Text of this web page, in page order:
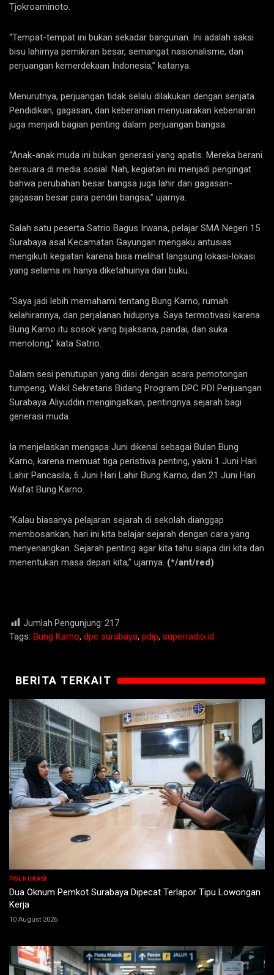
Tjokroaminoto.
“Tempat-tempat ini bukan sekadar bangunan. Ini adalah saksi
bisu lahirnya pemikiran besar, semangat nasionalisme, dan
perjuangan kemerdekaan Indonesia,” katanya.
Menurutnya, perjuangan tidak selalu dilakukan dengan senjata.
Pendidikan, gagasan, dan keberanian menyuarakan kebenaran
juga menjadi bagian penting dalam perjuangan bangsa.
“Anak-anak muda ini bukan generasi yang apatis. Mereka berani
bersuara di media sosial. Nah, kegiatan ini menjadi pengingat
bahwa perubahan besar bangsa juga lahir dari gagasan-
gagasan besar para pendiri bangsa,” ujarnya.
Salah satu peserta Satrio Bagus Irwana, pelajar SMA Negeri 15
Surabaya asal Kecamatan Gayungan mengaku antusias
mengikuti kegiatan karena bisa melihat langsung lokasi-lokasi
yang selama ini hanya diketahuinya dari buku.
“Saya jadi lebih memahami tentang Bung Karno, rumah
kelahirannya, dan perjalanan hidupnya. Saya termotivasi karena
Bung Karno itu sosok yang bijaksana, pandai, dan suka
menolong,” kata Satrio.
Dalam sesi penutupan yang diisi dengan acara pemotongan
tumpeng, Wakil Sekretaris Bidang Program DPC PDI Perjuangan
Surabaya Aliyuddin mengingatkan, pentingnya sejarah bagi
generasi muda.
Ia menjelaskan mengapa Juni dikenal sebagai Bulan Bung
Karno, karena memuat tiga peristiwa penting, yakni 1 Juni Hari
Lahir Pancasila, 6 Juni Hari Lahir Bung Karno, dan 21 Juni Hari
Wafat Bung Karno.
“Kalau biasanya pelajaran sejarah di sekolah dianggap
membosankan, hari ini kita belajar sejarah dengan cara yang
menyenangkan. Sejarah penting agar kita tahu siapa diri kita dan
menentukan masa depan kita,” ujarnya. (*/ant/red)
Jumlah Pengunjung: 217
Tags: Bung Karno, dpc surabaya, pdip, superradio.id
BERITA TERKAIT
POLHUKAM
Dua Oknum Pemkot Surabaya Dipecat Terlapor Tipu Lowongan
Kerja
10 August 2026